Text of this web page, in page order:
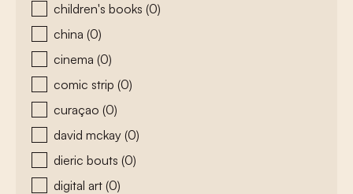
children's books (0)
china (0)
cinema (0)
comic strip (0)
curaçao (0)
david mckay (0)
dieric bouts (0)
digital art (0)